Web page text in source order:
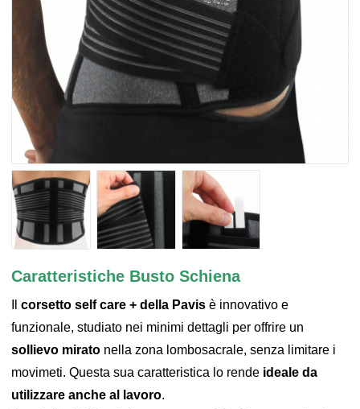
Caratteristiche Busto Schiena
corsetto self care + della Pavis è innovativo e
funzionale, studiato nei minimi dettagli per offrire un
sollievo mirato nella zona lombosacrale, senza limitare i
movimeti. Questa sua caratteristica lo rende ideale da
utilizzare anche al lavoro.